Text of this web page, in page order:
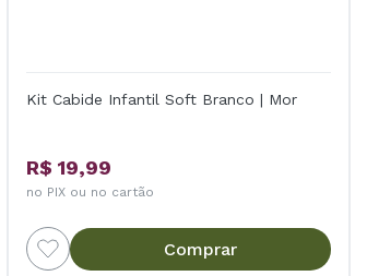
Kit Cabide Infantil Soft Branco | Mor
R$ 19,99
no PIX ou no cartão
Comprar